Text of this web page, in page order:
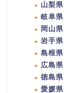
山梨県
岐阜県
岡山県
岩手県
島根県
広島県
徳島県
愛媛県